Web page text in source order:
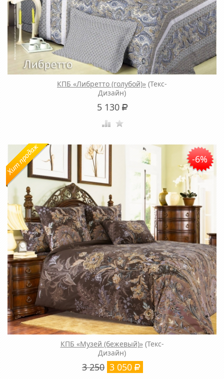
КПБ «Либретто (голубой)» (Текс-
Дизайн)
5 130 Р
-6%
КПБ «Музей (бежевый)» (Текс-
Дизайн)
3 250 3 050 Р